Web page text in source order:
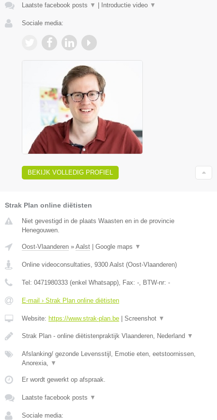
Laatste facebook posts ▼ | Introductie video ▼
Sociale media:
BEKIJK VOLLEDIG PROFIEL
Strak Plan online diëtisten
Niet gevestigd in de plaats Waasten en in de provincie
Henegouwen.
Oost-Vlaanderen » Aalst Google maps ▼
Online videoconsultaties, 9300 Aalst (Oost-Vlaanderen)
Tel: 0471980333 (enkel Whatsapp), Fax: -, BTW-nr: -
E-mail › Strak Plan online diëtisten
Website: https://www.strak-plan.be Screenshot ▼
Strak Plan - online diëtistenpraktijk Vlaanderen, Nederland ▼
Afslanking/ gezonde Levensstijl, Emotie eten, eetstoornissen,
Anorexia, ▼
Er wordt gewerkt op afspraak.
Laatste facebook posts ▼
Sociale media: